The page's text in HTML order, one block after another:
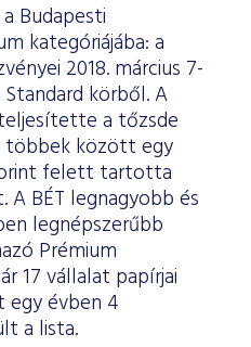
Budapesti
kategóriájába: a
2018. március 7-
körből. A
a tőzsde
között egy
felett tartotta
A BÉT legnagyobb és
legnépszerűbb
Prémium
17 vállalat papírjai
egy évben 4
a lista.